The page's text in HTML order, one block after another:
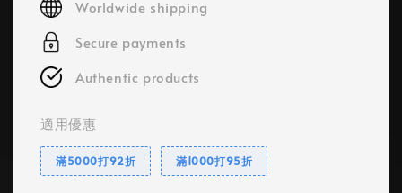
Worldwide shipping
Secure payments
Authentic products
適用優惠
滿5000打92折 滿1000打95折